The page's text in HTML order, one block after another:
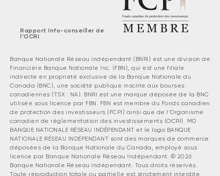
Rapport Info-conseiller de
l'OCRI
Banque Nationale Réseau Indépendant (BNRI) est une division de
Financière Banque Nationale Inc. (FBN), qui est une filiale
indirecte en propriété exclusive de la Banque Nationale du
Canada (BNC), une société publique inscrite aux bourses
canadiennes (TSX : NA). BNRI est une marque déposée de la BNC
utilisée sous licence par FBN. FBN est membre du Fonds canadien
de protection des investisseurs (FCPI) ainsi que de l'Organisme
canadien de réglementation des investissements (OCRI). MD
BANQUE NATIONALE RÉSEAU INDÉPENDANT et le logo BANQUE
NATIONALE RÉSEAU INDÉPENDANT sont des marques de commerce
déposées de la Banque Nationale du Canada, employé sous
licence par Banque Nationale Réseau Indépendant. © 2026
Banque Nationale Réseau Indépendant. Tous droits réservés.
Toute reproduction totale ou partielle est strictement interdite